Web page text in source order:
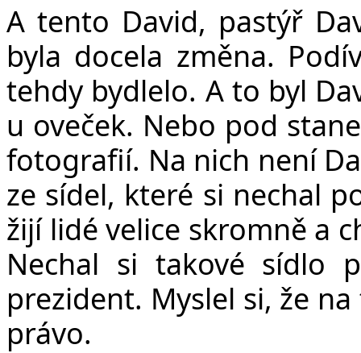
A tento David, pastýř
byla docela změna.
tehdy bydlelo. A to byl
u oveček. Nebo pod
fotografií. Na nich není
ze sídel, které si nechal
žijí lidé velice skromně a
Nechal si takové sídlo
prezident. Myslel si, že
právo.